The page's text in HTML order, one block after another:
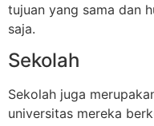
tujuan yang sama dan
saja.
Sekolah
Sekolah juga
universitas mereka